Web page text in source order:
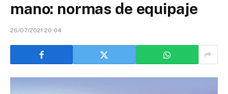
mano: normas de equipaje
26/07/2021 20:04